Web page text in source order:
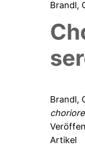
Brandl,
Brandl,
Artikel